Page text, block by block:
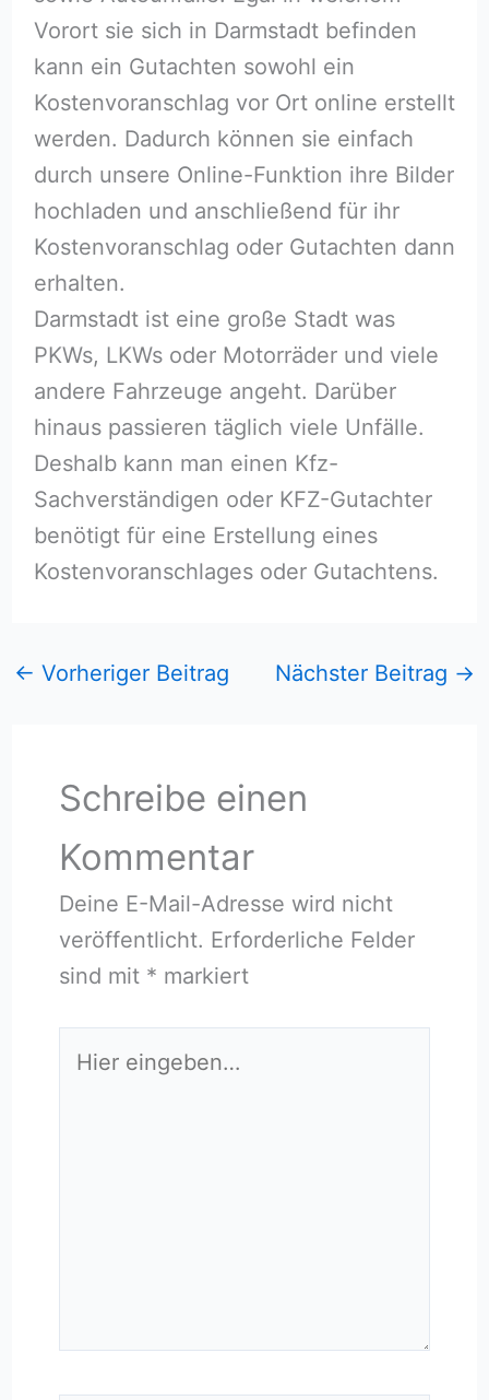
Vorort sie sich in Darmstadt befinden
kann ein Gutachten sowohl ein
Kostenvoranschlag vor Ort online erstellt
werden. Dadurch können sie einfach
durch unsere Online-Funktion ihre Bilder
hochladen und anschließend für ihr
Kostenvoranschlag oder Gutachten dann
erhalten.
Darmstadt ist eine große Stadt was
PKWs, LKWs oder Motorräder und viele
andere Fahrzeuge angeht. Darüber
hinaus passieren täglich viele Unfälle.
Deshalb kann man einen Kfz-
Sachverständigen oder KFZ-Gutachter
benötigt für eine Erstellung eines
Kostenvoranschlages oder Gutachtens.
← Vorheriger Beitrag Nächster Beitrag →
Schreibe einen
Kommentar
Deine E-Mail-Adresse wird nicht
veröffentlicht. Erforderliche Felder
sind mit * markiert
eingeben…